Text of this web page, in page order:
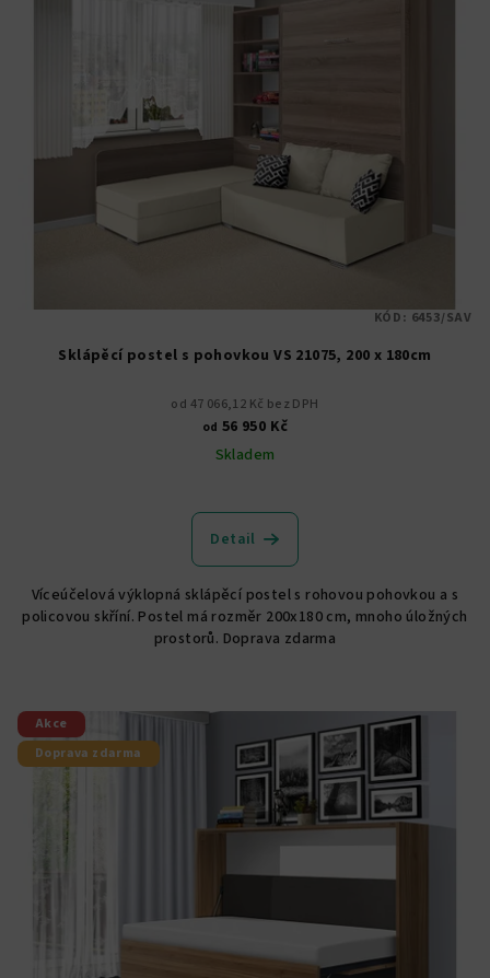
Sklápěcí postel s pohovkou VS 21075, 200 x 180cm
od 47 066,12 Kč bez DPH
od 56 950 Kč
Skladem
hodnocení
produktu
z
5
hvězdiček.
Detail
Víceúčelová výklopná sklápěcí postel s rohovou pohovkou a s
policovou skříní. Postel má rozměr 200x180 cm, mnoho úložných
prostorů. Doprava zdarma
KÓD: 6453/SAV
Akce
Doprava zdarma